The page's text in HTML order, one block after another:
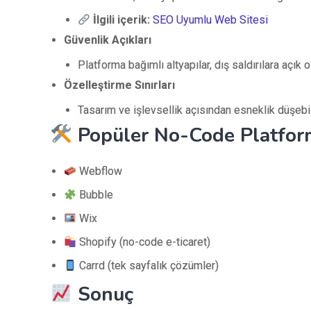
İlgili içerik: SEO Uyumlu Web Sitesi
Güvenlik Açıkları
Platforma bağımlı altyapılar, dış saldırılara açık
Özelleştirme Sınırları
Tasarım ve işlevsellik açısından esneklik
Popüler No-Code
Webflow
Bubble
Wix
Shopify (no-code e-ticaret)
Carrd (tek sayfalık çözümler)
Sonuç